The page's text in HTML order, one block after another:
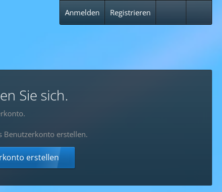
Sie sich.
Benutzerkonto erstellen.
erstellen
Anmelden Registrieren